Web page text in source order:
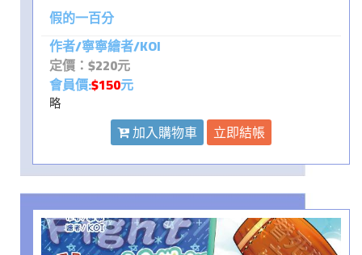
假的一百分
作者/寧寧繪者/KOI
定價：$220元
會員價:$150元
略
加入購物車 立即結帳